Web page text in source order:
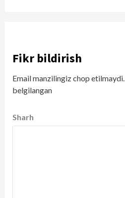
Fikr bildirish
Email manzilingiz chop etilmaydi.
belgilangan
Sharh